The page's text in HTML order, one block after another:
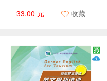
33.00 元 收藏